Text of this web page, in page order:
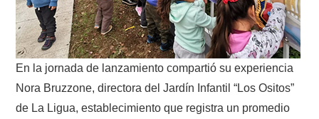
En la jornada de lanzamiento compartió su experiencia
Nora Bruzzone, directora del Jardín Infantil “Los Ositos”
de La Ligua, establecimiento que registra un promedio